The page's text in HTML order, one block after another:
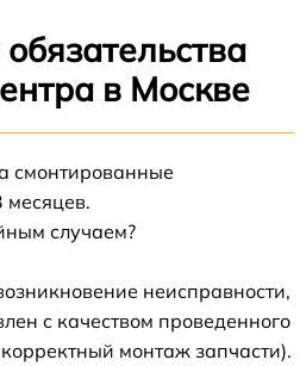
в Москве
смонтированные
случаем?
неисправности,
с качеством проведенного
монтаж запчасти).